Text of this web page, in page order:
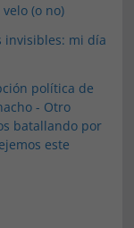
(o no)
invisibles: mi día
política de
- Otro
batallando por
este